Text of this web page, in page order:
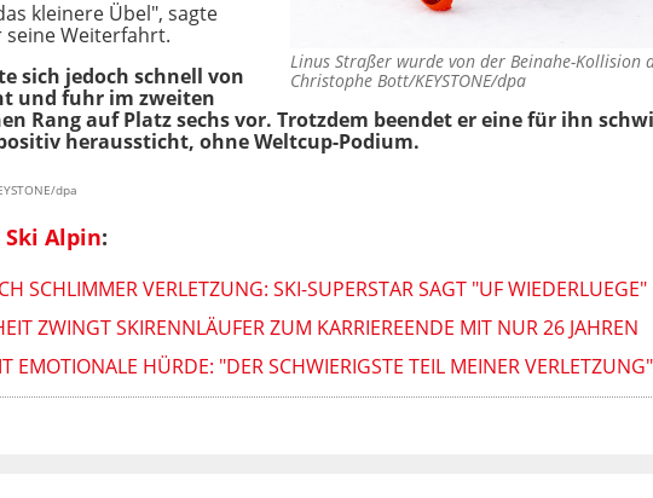
Linus Straßer wurde von der Beinahe-
Christophe Bott/KEYSTONE/dpa
kleinere Übel", sagte
Weiterfahrt.
sich jedoch schnell von
und fuhr im zweiten
Rang auf Platz sechs vor. Trotzdem beendet er eine für ihn
heraussticht, ohne Weltcup-Podium.
dpa
Ski Alpin:
SCHLIMMER VERLETZUNG: SKI-SUPERSTAR SAGT "UF WIEDERLUEGE"
ZWINGT SKIRENNLÄUFER ZUM KARRIEREENDE MIT NUR 26 JAHREN
EMOTIONALE HÜRDE: "DER SCHWIERIGSTE TEIL MEINER VERLETZUNG"